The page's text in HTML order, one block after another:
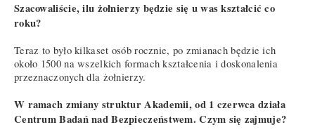
Szacowaliście, ilu żołnierzy będzie się u was kształcić co
roku?
Teraz to było kilkaset osób rocznie, po zmianach będzie ich
około 1500 na wszelkich formach kształcenia i doskonalenia
przeznaczonych dla żołnierzy.
W ramach zmiany struktur Akademii, od 1 czerwca działa
Centrum Badań nad Bezpieczeństwem. Czym się zajmuje?